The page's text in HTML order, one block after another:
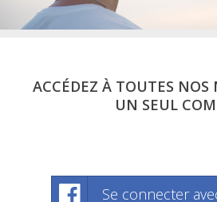
ACCÉDEZ À TOUTES NOS
UN SEUL
Se connecter